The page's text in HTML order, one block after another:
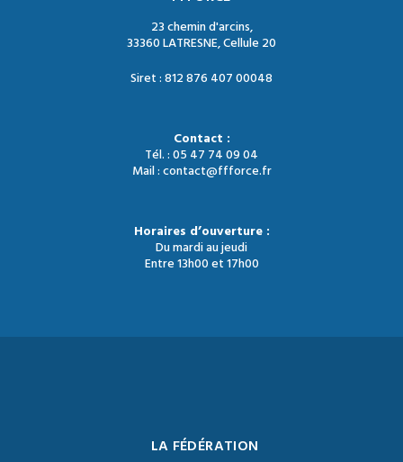
23 chemin d'arcins,
33360 LATRESNE, Cellule 20
Siret : 812 876 407 00048
Contact :
Tél. : 05 47 74 09 04
Mail : contact@ffforce.fr
Horaires d’ouverture :
Du mardi au jeudi
Entre 13h00 et 17h00
LA FÉDÉRATION